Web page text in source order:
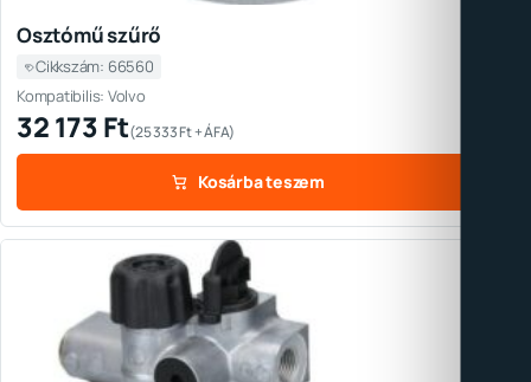
Osztómű szűrő
Cikkszám: 66560
Kompatibilis: Volvo
32 173Ft(25 333Ft+ ÁFA)
Kosárba teszem